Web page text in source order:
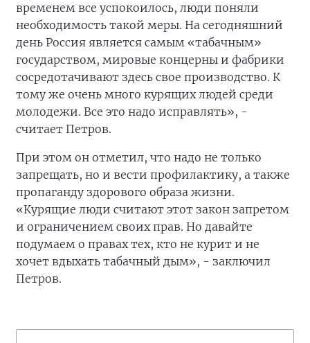
временем все успокоилось, люди поняли
необходимость такой меры. На сегодняшний
день Россия является самым «табачным»
государством, мировые концерны и фабрики
сосредотачивают здесь свое производство. К
тому же очень много курящих людей среди
молодежи. Все это надо исправлять», -
считает Петров.
При этом он отметил, что надо не только
запрещать, но и вести профилактику, а также
пропаганду здорового образа жизни.
«Курящие люди считают этот закон запретом
и ограничением своих прав. Но давайте
подумаем о правах тех, кто не курит и не
хочет вдыхать табачный дым», - заключил
Петров.